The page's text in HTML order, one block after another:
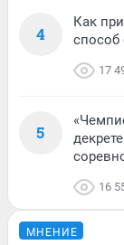
4
Как
способ
17
5
16
МНЕНИЕ